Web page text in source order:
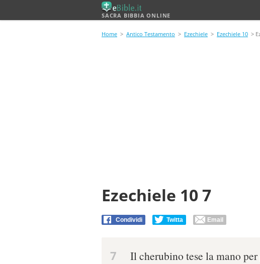
SACRA BIBBIA ONLINE
Home > Antico Testamento > Ezechiele > Ezechiele 10 >
Ezechiele 10 7
Condividi Twitta Email
7
Il cherubino tese la mano